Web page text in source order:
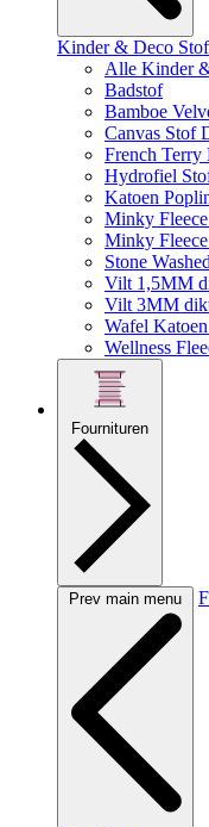
Kinder & Deco
Alle Kinder
Badstof
Bamboe
Canvas Stof
French Terry
Hydrofiel
Katoen
Minky
Minky
Stone
Vilt 1,5MM
Vilt 3MM
Wafel
Wellness
Fournituren
Prev main menu